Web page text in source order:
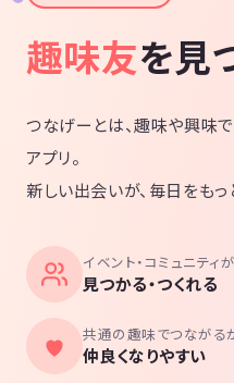
趣味友を見
つなげーとは、趣味や興味
アプリ。
新しい出会いが、毎日をもっ
イベント・コミュニティが
見つかる・つくれる
共通の趣味でつながる
仲良くなりやすい